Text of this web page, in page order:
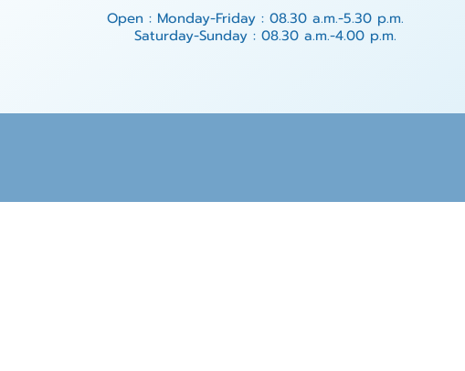
Open : Monday-Friday : 08.30 a.m.-5.30 p.m.
Saturday-Sunday : 08.30 a.m.-4.00 p.m.